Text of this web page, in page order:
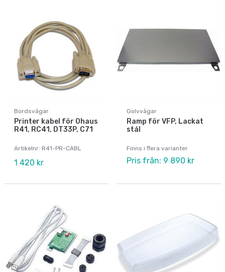
Bordsvågar
Printer kabel för Ohaus
R41, RC41, DT33P, C71
Artikelnr: R41-PR-CABL
1 420 kr
Golvvågar
Ramp för VFP, Lackat
stål
Finns i flera varianter
Pris från: 9 890 kr